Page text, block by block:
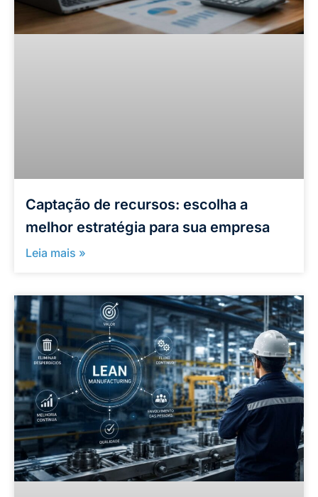
Captação de recursos: escolha a
melhor estratégia para sua empresa
Leia mais »